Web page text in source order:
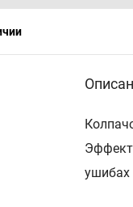
ушибах